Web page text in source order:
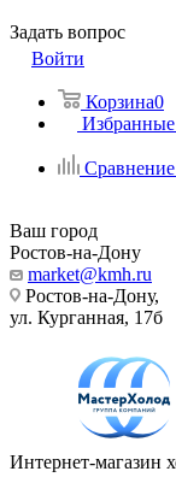
Задать вопрос
Войти
Корзина0
Сравнение
Ваш город
Ростов-на-Дону
market@kmh.ru
Ростов-на-Дону,
ул. Курганная, 17б
Интернет-магазин